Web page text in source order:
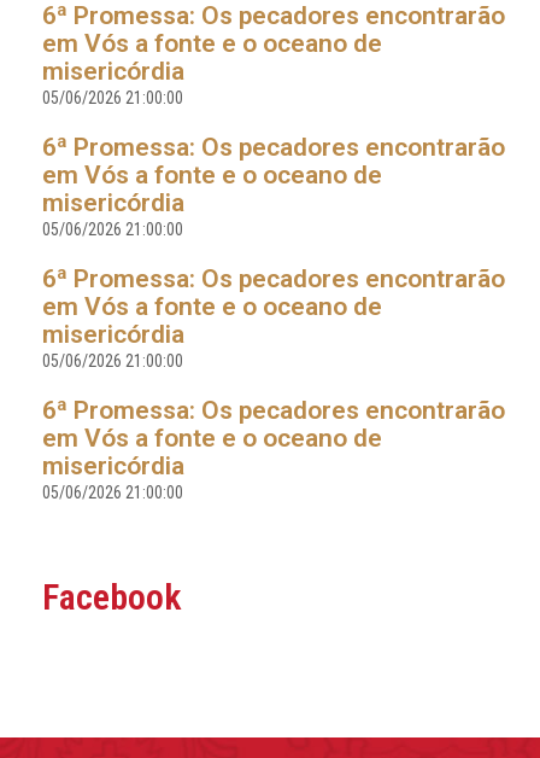
6ª Promessa: Os pecadores encontrarão
em Vós a fonte e o oceano de
misericórdia
05/06/2026 21:00:00
6ª Promessa: Os pecadores encontrarão
em Vós a fonte e o oceano de
misericórdia
05/06/2026 21:00:00
6ª Promessa: Os pecadores encontrarão
em Vós a fonte e o oceano de
misericórdia
05/06/2026 21:00:00
6ª Promessa: Os pecadores encontrarão
em Vós a fonte e o oceano de
misericórdia
05/06/2026 21:00:00
Facebook